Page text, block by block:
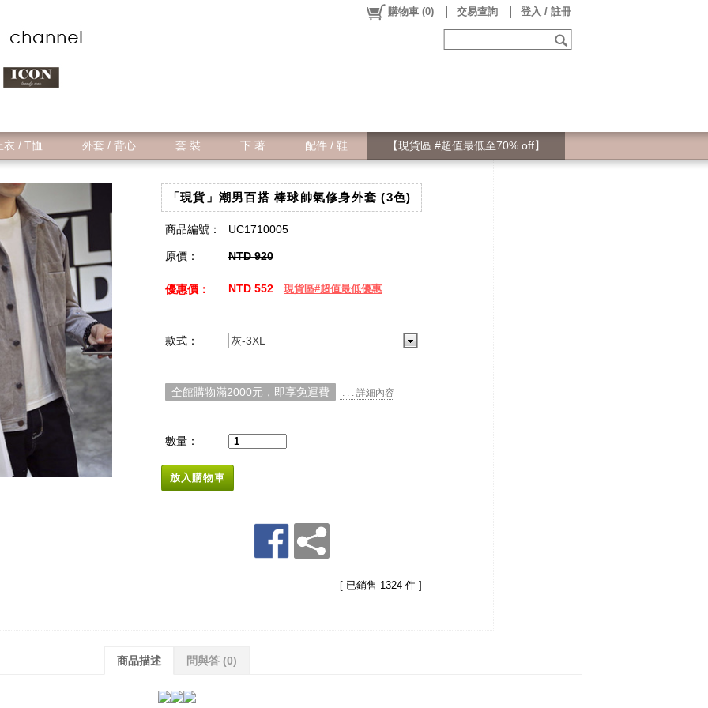
購物車 (0) 交易查詢 登入 / 註冊
衣 / T恤 外套 / 背心 套 裝 下 著 配件 / 鞋 【現貨區 #超值最低至70% off】
「現貨」潮男百搭 棒球帥氣修身外套 (3色)
商品編號： UC1710005
原價： NTD 920
優惠價： NTD 552 現貨區#超值最低優惠
款式： 灰-3XL
全館購物滿2000元，即享免運費 . . . 詳細內容
數量：
放入購物車
[ 已銷售 1324 件 ]
商品描述 問與答 (0)